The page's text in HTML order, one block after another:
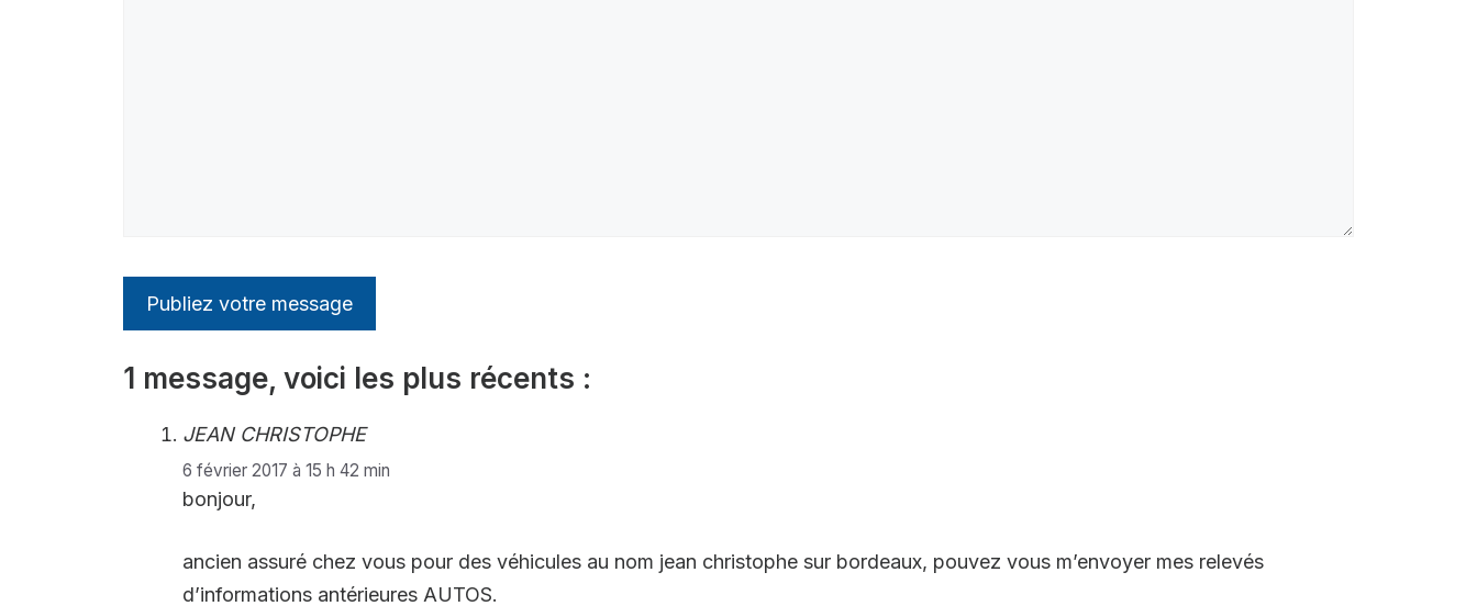
1 message, voici les plus récents :
JEAN CHRISTOPHE
6 février 2017 à 15 h 42 min
bonjour,
ancien assuré chez vous pour des véhicules au nom jean christophe sur bordeaux, pouvez vous m’envoyer mes relevés
d’informations antérieures AUTOS.